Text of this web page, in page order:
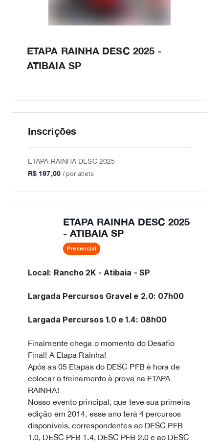
ETAPA RAINHA DESC 2025 -
ATIBAIA SP
Inscrições
ETAPA RAINHA DESC 2025
R$ 197,00 / por atleta
ETAPA RAINHA DESC 2025
- ATIBAIA SP
Presencial
Local: Rancho 2K - Atibaia - SP
Largada Percursos Gravel e 2.0: 07h00
Largada Percursos 1.0 e 1.4: 08h00
Finalmente chega o momento do Desafio
Final! A Etapa Rainha!
Após as 05 Etapas do DESC PFB é hora de
colocar o treinamento à prova na ETAPA
RAINHA!
Nosso evento principal, que teve sua primeira
edição em 2014, esse ano terá 4 percursos
disponíveis, correspondentes ao DESC PFB
1.0, DESC PFB 1.4, DESC PFB 2.0 e ao DESC